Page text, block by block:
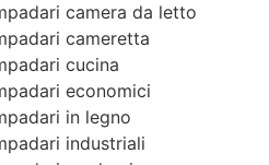
camera da letto
cameretta
cucina
economici
in legno
industriali